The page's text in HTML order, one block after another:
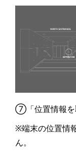
⑦「位置情報を
※端末の位置情
ん。